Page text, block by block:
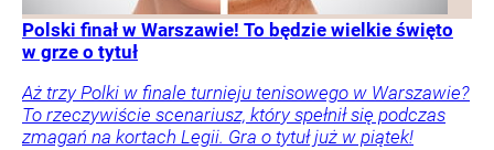
Polski finał w Warszawie! To będzie wielkie święto
w grze o tytuł
Aż trzy Polki w finale turnieju tenisowego w Warszawie?
To rzeczywiście scenariusz, który spełnił się podczas
zmagań na kortach Legii. Gra o tytuł już w piątek!